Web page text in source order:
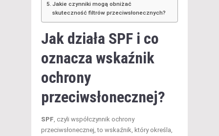
Jakie czynniki mogą obniżać
skuteczność filtrów przeciwsłonecznych?
Jak działa SPF i co
oznacza wskaźnik
ochrony
przeciwsłonecznej?
SPF, czyli współczynnik ochrony
przeciwsłonecznej, to wskaźnik, który określa,